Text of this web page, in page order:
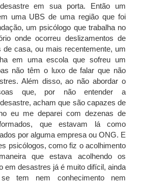
em sua porta. Então um
uma UBS de uma região que foi
um psicólogo que trabalha no
onde ocorreu deslizamentos de
de casa, ou mais recentemente, um
em uma escola que sofreu um
não têm o luxo de falar que não
Além disso, ao não abordar o
que, por não entender a
acham que são capazes de
eu me deparei com dezenas de
que estavam lá como
por alguma empresa ou ONG. E
psicólogos, como fiz o acolhimento
que estava acolhendo os
em desastres já é muito difícil, ainda
tem nem conhecimento nem